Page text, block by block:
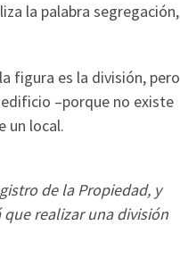
la palabra segregación,
figura es la división, pero
–porque no existe
un local.
de la Propiedad, y
realizar una división